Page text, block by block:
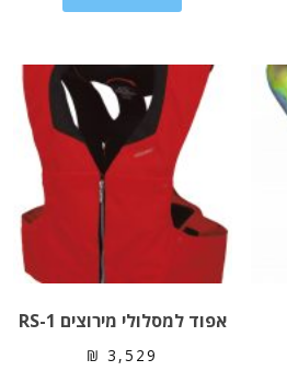
אפוד למסלולי מירוצים RS-1
₪ 3,529